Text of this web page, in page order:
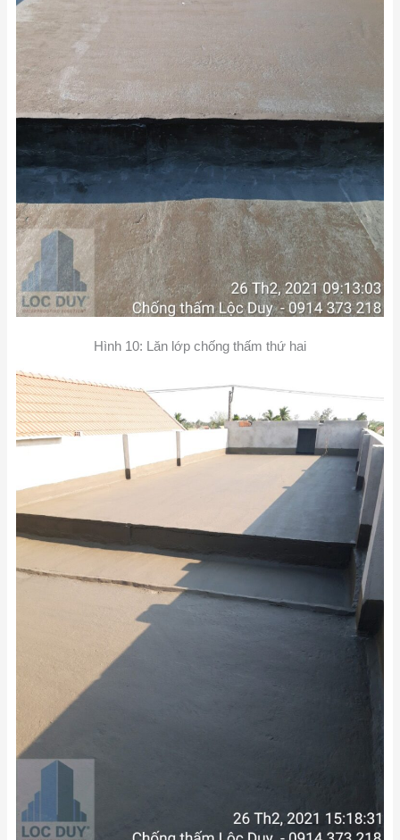
Hình 10: Lăn lớp chống thấm thứ hai